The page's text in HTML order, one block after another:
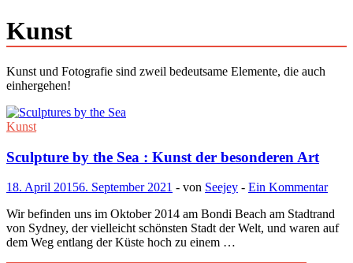
Kunst
Kunst und Fotografie sind zweil bedeutsame Elemente, die auch
einhergehen!
Kunst
Sculpture by the Sea : Kunst der besonderen Art
18. April 20156. September 2021 - von Seejey - Ein Kommentar
Wir befinden uns im Oktober 2014 am Bondi Beach am Stadtrand
von Sydney, der vielleicht schönsten Stadt der Welt, und waren auf
dem Weg entlang der Küste hoch zu einem …